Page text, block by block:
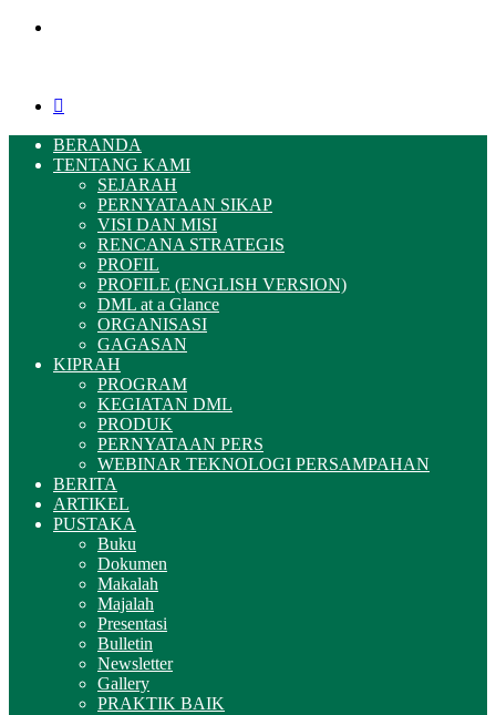
BERANDA
TENTANG KAMI
SEJARAH
PERNYATAAN SIKAP
VISI DAN MISI
RENCANA STRATEGIS
PROFIL
PROFILE (ENGLISH VERSION)
DML at a Glance
ORGANISASI
GAGASAN
KIPRAH
PROGRAM
KEGIATAN DML
PRODUK
PERNYATAAN PERS
WEBINAR TEKNOLOGI PERSAMPAHAN
BERITA
ARTIKEL
PUSTAKA
Buku
Dokumen
Makalah
Majalah
Presentasi
Bulletin
Newsletter
Gallery
PRAKTIK BAIK